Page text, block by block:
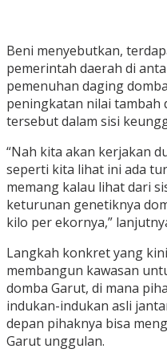
Beni menyebutkan,
pemerintah daerah di
pemenuhan daging
peningkatan nilai tambah
tersebut dalam sisi
“Nah kita akan kerjakan
seperti kita lihat ini ada
memang kalau lihat dari
keturunan genetiknya
kilo per ekornya,”
Langkah konkret yang
membangun kawasan
domba Garut, di mana
indukan-indukan asli
depan pihaknya bisa
Garut unggulan.